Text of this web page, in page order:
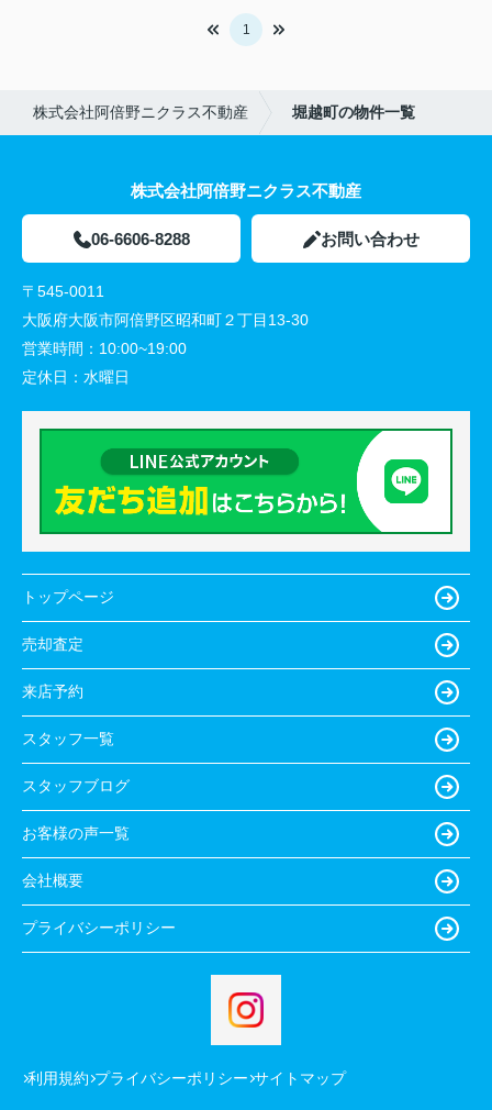
1
株式会社阿倍野ニクラス不動産 堀越町の物件一覧
株式会社阿倍野ニクラス不動産
06-6606-8288 お問い合わせ
〒545-0011
大阪府大阪市阿倍野区昭和町２丁目13-30
営業時間： 10:00~19:00
定休日： 水曜日
トップページ
売却査定
来店予約
スタッフ一覧
スタッフブログ
お客様の声一覧
会社概要
プライバシーポリシー
利用規約 プライバシーポリシー サイトマップ